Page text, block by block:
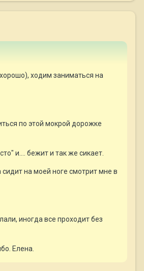
ходим заниматься на
по этой мокрой дорожке
и.... бежит и так же сикает.
на моей ноге смотрит мне в
иногда все проходит без
Елена.